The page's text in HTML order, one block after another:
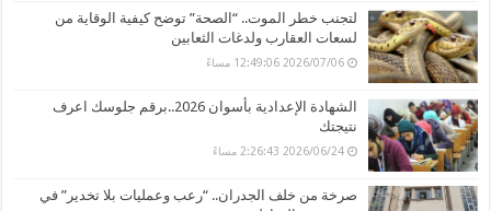
لتجنب خطر الموت.. “الصحة” توضح كيفية الوقاية من
لسعات العقارب ولدغات الثعابين
2026/07/06 12:49:06 مساءً
الشهادة الإعدادية بأسوان 2026..برقم جلوسك اعرف
نتيجتك
2026/06/24 2:26:43 مساءً
صرخة من خلف الجدران.. “رعب وعمليات بلا تخدير” في